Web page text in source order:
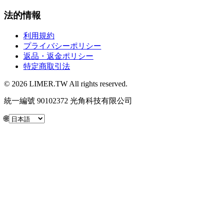
法的情報
利用規約
プライバシーポリシー
返品・返金ポリシー
特定商取引法
© 2026 LIMER.TW All rights reserved.
統一編號 90102372 光角科技有限公司
🌐